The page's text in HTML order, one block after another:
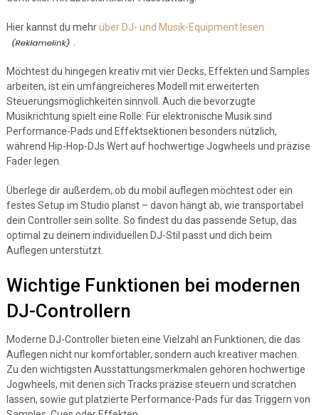
Hier kannst du mehrüber DJ- und Musik-Equipment lesen
Möchtest du hingegen kreativ mit vier Decks, Effekten und Samples
arbeiten, ist ein umfangreicheres Modell mit erweiterten
Steuerungsmöglichkeiten sinnvoll. Auch die bevorzugte
Musikrichtung spielt eine Rolle: Für elektronische Musik sind
Performance-Pads und Effektsektionen besonders nützlich,
während Hip-Hop-DJs Wert auf hochwertige Jogwheels und präzise
Fader legen.
Überlege dir außerdem, ob du mobil auflegen möchtest oder ein
festes Setup im Studio planst – davon hängt ab, wie transportabel
dein Controller sein sollte. So findest du das passende Setup, das
optimal zu deinem individuellen DJ-Stil passt und dich beim
Auflegen unterstützt.
Wichtige Funktionen bei modernen
DJ-Controllern
Moderne DJ-Controller bieten eine Vielzahl an Funktionen, die das
Auflegen nicht nur komfortabler, sondern auch kreativer machen.
Zu den wichtigsten Ausstattungsmerkmalen gehören hochwertige
Jogwheels, mit denen sich Tracks präzise steuern und scratchen
lassen, sowie gut platzierte Performance-Pads für das Triggern von